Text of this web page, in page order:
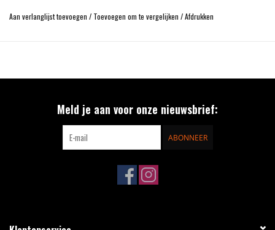
Aan verlanglijst toevoegen / Toevoegen om te vergelijken /Afdrukken
Meld je aan voor onze nieuwsbrief:
ABONNEER